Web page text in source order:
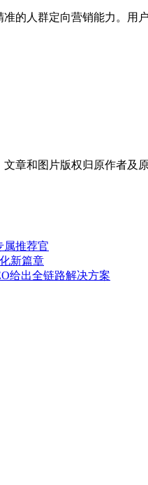
的人群定向营销能力。用
章和图片版权归原作者
属推荐官
新篇章
给出全链路解决方案